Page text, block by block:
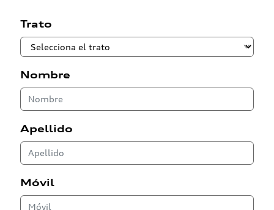
Trato
Nombre
Apellido
Móvil